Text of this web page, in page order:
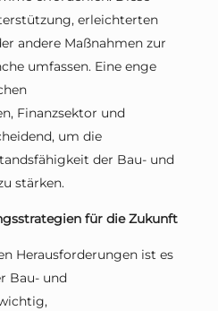
erleichterten
andere Maßnahmen zur
umfassen. Eine enge
Finanzsektor und
um die
der Bau- und
stärken.
für die Zukunft
Herausforderungen ist es
Bau- und